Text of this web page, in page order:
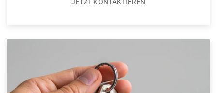
JETZT KONTAKTIEREN